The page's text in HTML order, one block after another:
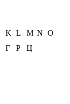
K L M N O
Г Р Ц